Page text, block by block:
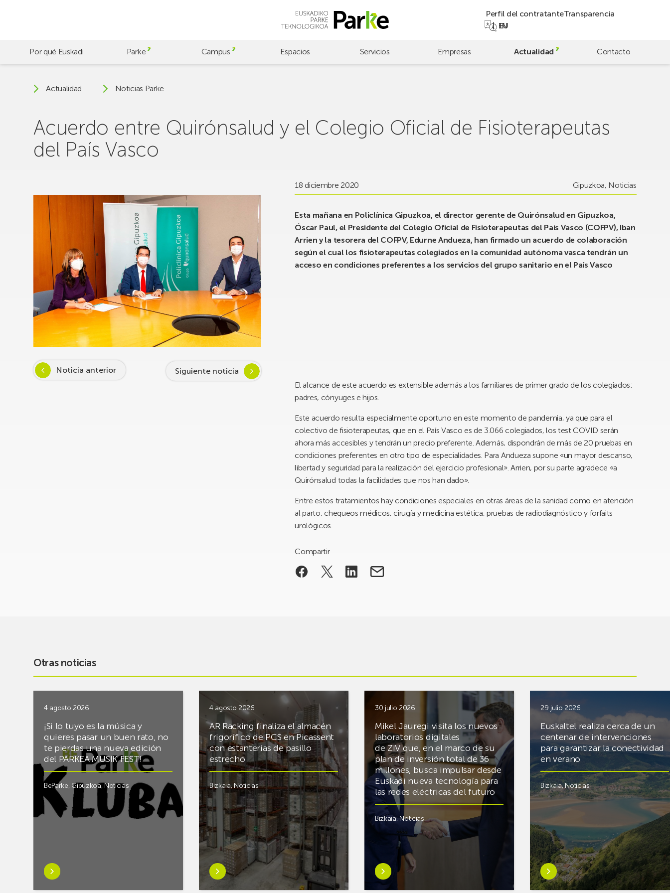
Perfil del contratanteTransparencia
EU
EN
Por qué Euskadi Parke Campus Espacios Servicios Empresas Actualidad Contacto
Actualidad Noticias Parke
Acuerdo entre Quirónsalud y el Colegio Oficial de Fisioterapeutas
del País Vasco
Noticia anterior Siguiente noticia
18 diciembre 2020 Gipuzkoa, Noticias
Esta mañana en Policlínica Gipuzkoa, el director gerente de Quirónsalud en Gipuzkoa,
Óscar Paul, el Presidente del Colegio Oficial de Fisioterapeutas del País Vasco (COFPV), Iban
Arrien y la tesorera del COFPV, Edurne Andueza, han firmado un acuerdo de colaboración
según el cual los fisioterapeutas colegiados en la comunidad autónoma vasca tendrán un
acceso en condiciones preferentes a los servicios del grupo sanitario en el País Vasco
El alcance de este acuerdo es extensible además a los familiares de primer grado de los colegiados:
padres, cónyuges e hijos.
Este acuerdo resulta especialmente oportuno en este momento de pandemia, ya que para el
colectivo de fisioterapeutas, que en el País Vasco es de 3.066 colegiados, los test COVID serán
ahora más accesibles y tendrán un precio preferente. Además, dispondrán de más de 20 pruebas en
condiciones preferentes en otro tipo de especialidades. Para Andueza supone «un mayor descanso,
libertad y seguridad para la realización del ejercicio profesional». Arrien, por su parte agradece «a
Quirónsalud todas la facilidades que nos han dado».
Entre estos tratamientos hay condiciones especiales en otras áreas de la sanidad como en atención
al parto, chequeos médicos, cirugía y medicina estética, pruebas de radiodiagnóstico y forfaits
urológicos.
Compartir
Otras noticias
4 agosto 2026
¡Si lo tuyo es la música y
quieres pasar un buen rato, no
te pierdas una nueva edición
del PARKEA MUSIK FEST!
BeParke, Gipuzkoa,Noticias
Saber
más
4 agosto 2026
AR Racking finaliza el almacén
frigorífico de PCS en Picassent
con estanterías de pasillo
estrecho
Bizkaia,Noticias
Saber
más
30 julio 2026
Mikel Jauregi visita los nuevos
laboratorios digitales
de ZIV que, en el marco de su
plan de inversión total de 36
millones, busca impulsar desde
Euskadi nueva tecnología para
las redes eléctricas del futuro
Bizkaia,Noticias
Saber
más
29 julio 2026
Euskaltel realiza cerca de un
centenar de intervenciones
para garantizar la conectividad
en verano
Bizkaia,Noticias
Saber
más